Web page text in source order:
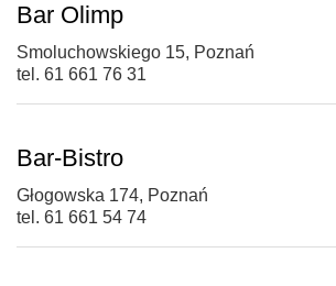
Bar Olimp
Smoluchowskiego 15, Poznań
tel. 61 661 76 31
Bar-Bistro
Głogowska 174, Poznań
tel. 61 661 54 74